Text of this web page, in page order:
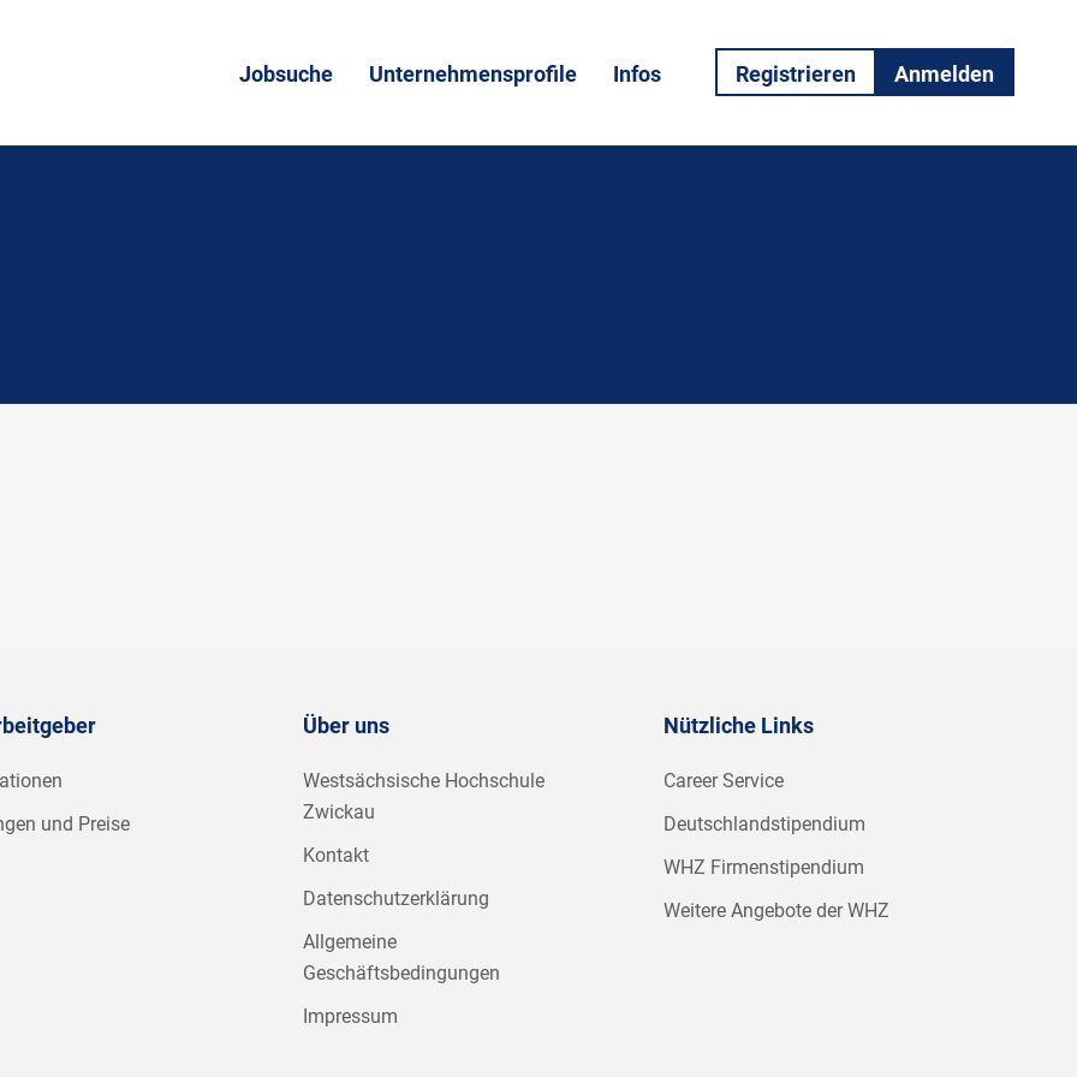
Jobsuche Unternehmensprofile Infos Registrieren Anmelden
und Preise
Über uns
Westsächsische Hochschule
Zwickau
Kontakt
Datenschutzerklärung
Allgemeine
Geschäftsbedingungen
Impressum
Nützliche Links
Career Service
Deutschlandstipendium
WHZ Firmenstipendium
Weitere Angebote der WHZ